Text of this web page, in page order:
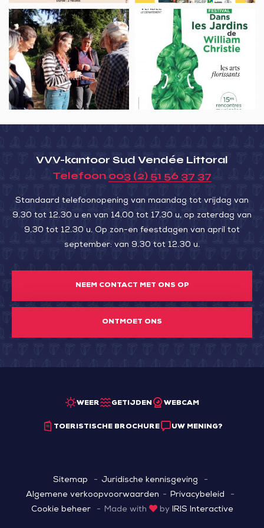
mon
métier
de
safranière
Ballade”
Balade
découverte
des
plantes
sauvages
et
Festival
Jardins
William
VVV-kantoor Sud Vendée Littoral
Telefoon 003 (2) 51 56 37 37
Standaard telefoonopening van maandag tot vrijdag van
9.30 tot 12.30 u en van 14.00 tot 17.30 u, op zaterdag van
9.30 tot 12.30 u. Op zon-en feestdagen van april tot
september: van 9.30 tot 12.30 u.
NEEM CONTACT MET ONS OP
ONTMOET ONS
WEER GETIJDEN WEBCAM
TOERISTISCHE BROCHURE UW MENING?
Sitemap
Juridische kennisgeving
Algemene verkoopvoorwaarden
Privacybeleid
Cookie beheer
Made with by IRIS Interactive